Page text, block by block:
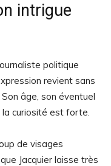
intrigue
politique
revient sans
âge, son éventuel
curiosité est forte.
de visages
Jacquier laisse très